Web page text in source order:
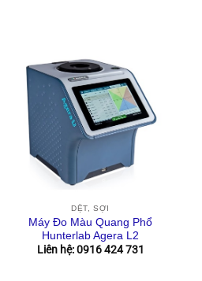
DỆT, SỢI
Máy Đo Màu Quang Phổ
Hunterlab Agera L2
Liên hệ: 0916 424 731